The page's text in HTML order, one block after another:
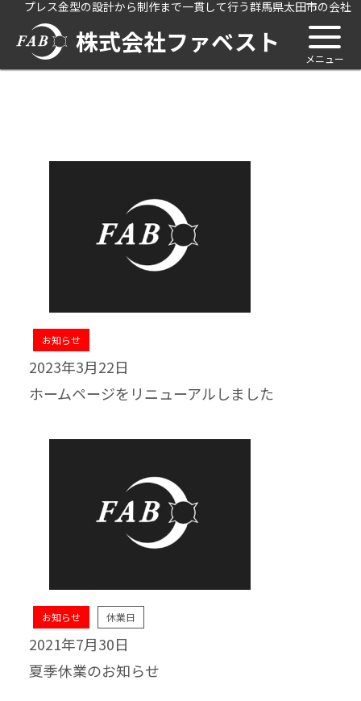
プレス金型の設計から制作まで一貫して行う群馬県太田市の会社
株式会社ファベスト
お知らせ
2023年3月22日
ホームページをリニューアルしました
お知らせ 休業日
2021年7月30日
夏季休業のお知らせ